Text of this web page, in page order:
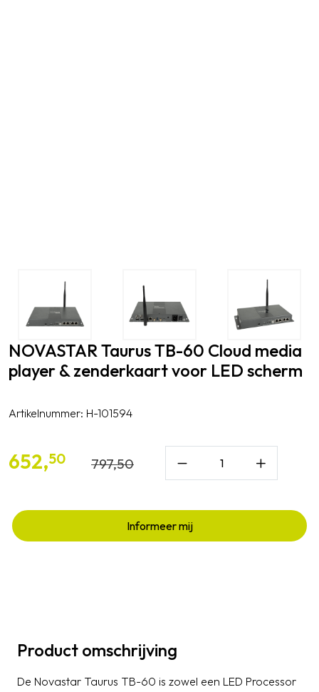
NOVASTAR Taurus TB-60 Cloud media
player & zenderkaart voor LED scherm
Artikelnummer: H-101594
652,50 797,50
Informeer mij
Product omschrijving
De Novastar Taurus TB-60 is zowel een LED Processor